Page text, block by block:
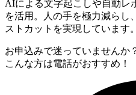
AIによる文字起こしや自動レ
を活用。人の手を極力減らし
ストカットを実現しています。
お申込みで迷っていませんか
こんな方は電話がおすすめ！